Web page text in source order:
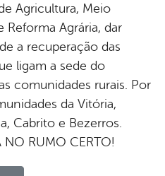
Agricultura, Meio
Reforma Agrária, dar
a recuperação das
ligam a sede do
comunidades rurais. Por
da Vitória,
Cabrito e Bezerros.
NO RUMO CERTO!